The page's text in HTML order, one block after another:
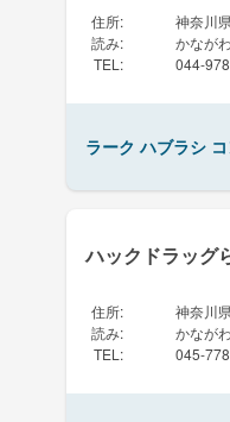
住所:
神奈川
読み:
かなが
TEL : 044-
ラーク ハブラシ
ハックドラッグ
住所:
神奈川
読み:
かなが
TEL : 045-